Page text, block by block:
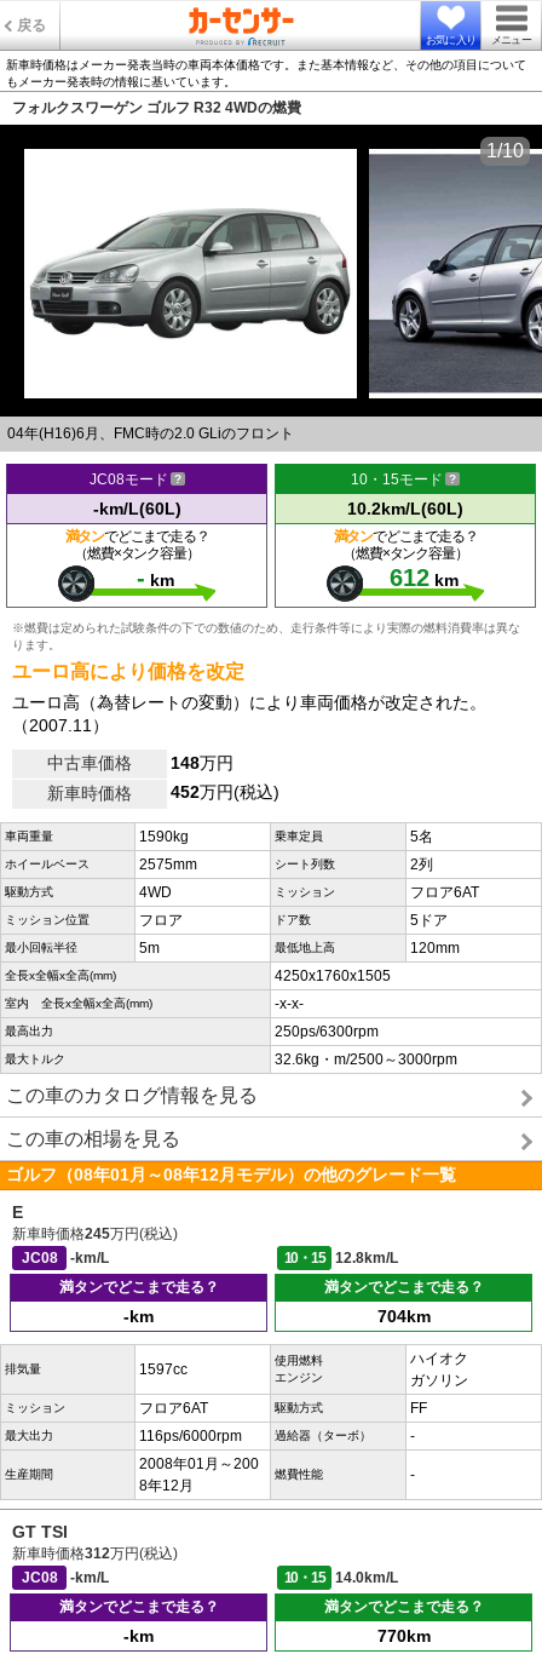
戻る
お気に入り メニュー
新車時価格はメーカー発表当時の車両本体価格です。また基本情報など、その他の項目について
もメーカー発表時の情報に基いています。
フォルクスワーゲン ゴルフ R32 4WDの燃費
04年(H16)6月、FMC時の2.0 GLiのフロント
1/10
JC08モード
-km/L(60L)
満タンでどこまで走る？
（燃費×タンク容量）
- km
10・15モード
10.2km/L(60L)
満タンでどこまで走る？
（燃費×タンク容量）
612 km
※燃費は定められた試験条件の下での数値のため、走行条件等により実際の燃料消費率は異な
ります。
ユーロ高により価格を改定
ユーロ高（為替レートの変動）により車両価格が改定された。
（2007.11）
中古車価格
148万円
新車時価格
452万円(税込)
車両重量 1590kg 乗車定員 5名
ホイールベース 2575mm シート列数 2列
駆動方式 4WD ミッション フロア6AT
ミッション位置 フロア ドア数 5ドア
最小回転半径 5m 最低地上高 120mm
全長x全幅x全高(mm) 4250x1760x1505
室内 全長x全幅x全高(mm) -x-x-
最高出力 250ps/6300rpm
最大トルク 32.6kg・m/2500～3000rpm
この車のカタログ情報を見る
この車の相場を見る
ゴルフ（08年01月～08年12月モデル）の他のグレード一覧
E
新車時価格245万円(税込)
JC08
-km/L 10・15
12.8km/L
満タンでどこまで走る？
-km
満タンでどこまで走る？
704km
排気量 1597cc
使用燃料
エンジン
ハイオク
ガソリン
ミッション フロア6AT 駆動方式 FF
最大出力 116ps/6000rpm 過給器（ターボ） -
生産期間
2008年01月～200
8年12月
燃費性能 -
GT TSI
新車時価格312万円(税込)
JC08
-km/L 10・15
14.0km/L
満タンでどこまで走る？
-km
満タンでどこまで走る？
770km